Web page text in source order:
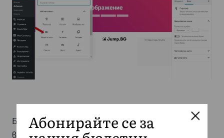
Блоковият редактор в WordPress дава
възможност да вградите разнообразно
Абонирайте се за